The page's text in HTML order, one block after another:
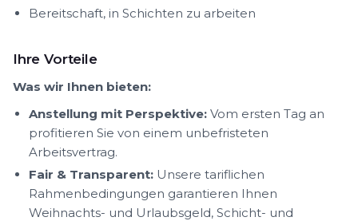
Bereitschaft, in Schichten zu arbeiten
Ihre Vorteile
Was wir Ihnen bieten:
Anstellung mit Perspektive: Vom ersten Tag an
profitieren Sie von einem unbefristeten
Arbeitsvertrag.
Fair & Transparent: Unsere tariflichen
Rahmenbedingungen garantieren Ihnen
Weihnachts- und Urlaubsgeld, Schicht- und